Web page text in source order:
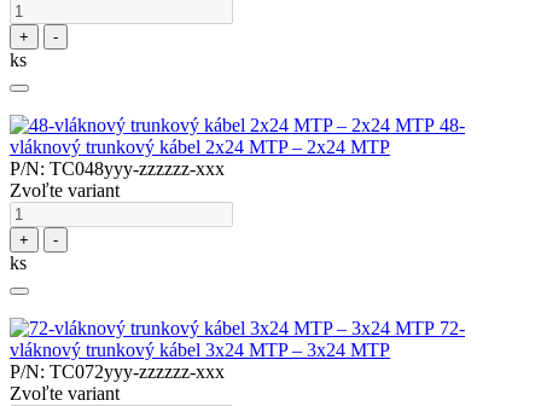
+ -
ks
48-
vláknový trunkový kábel 2x24 MTP – 2x24 MTP
P/N: TC048yyy-zzzzzz-xxx
Zvoľte variant
+ -
ks
72-
vláknový trunkový kábel 3x24 MTP – 3x24 MTP
P/N: TC072yyy-zzzzzz-xxx
Zvoľte variant